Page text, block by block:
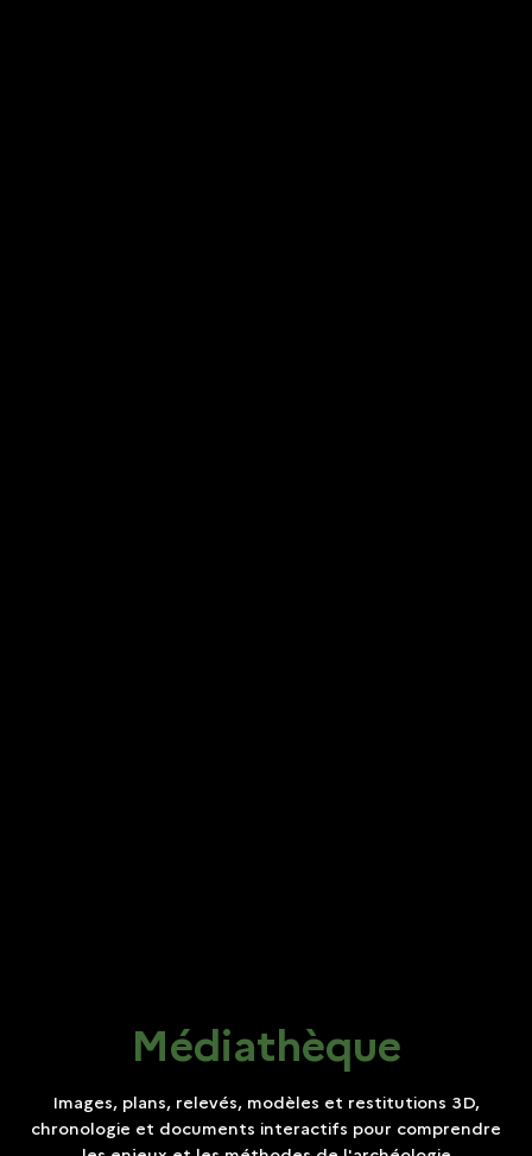
Médiathèque
Images, plans, relevés, modèles et restitutions 3D,
chronologie et documents interactifs pour comprendre